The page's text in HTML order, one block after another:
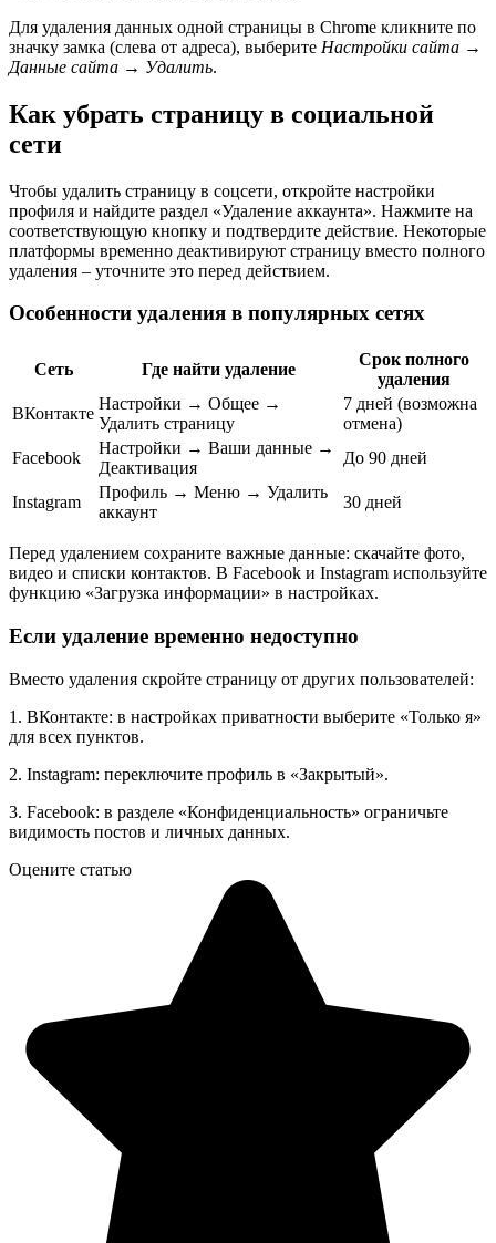
Для удаления данных одной страницы в Chrome кликните по
значку замка (слева от адреса), выберите Настройки сайта →
Данные сайта → Удалить.
Как убрать страницу в социальной
сети
Чтобы удалить страницу в соцсети, откройте настройки
профиля и найдите раздел «Удаление аккаунта». Нажмите на
соответствующую кнопку и подтвердите действие. Некоторые
платформы временно деактивируют страницу вместо полного
удаления – уточните это перед действием.
Особенности удаления в популярных сетях
Сеть Где найти удаление
Срок полного
удаления
ВКонтакте
Настройки → Общее →
Удалить страницу
7 дней (возможна
отмена)
Facebook
Настройки → Ваши данные →
Деактивация
До 90 дней
Instagram
Профиль → Меню → Удалить
аккаунт
30 дней
Перед удалением сохраните важные данные: скачайте фото,
видео и списки контактов. В Facebook и Instagram используйте
функцию «Загрузка информации» в настройках.
Если удаление временно недоступно
Вместо удаления скройте страницу от других пользователей:
1. ВКонтакте: в настройках приватности выберите «Только я»
для всех пунктов.
2. Instagram: переключите профиль в «Закрытый».
3. Facebook: в разделе «Конфиденциальность» ограничьте
видимость постов и личных данных.
Оцените статью